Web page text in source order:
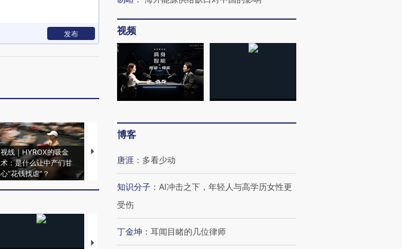
发布
视线｜HYROX的吸金
术：是什么让中产们甘
心“花钱找虐”？
马航飞行员跨国走私7万
粒摇头丸 尿检体内含3种
育部长拱下台
飞地休达
【推广】走进第四届链博
【商旅对话】华住集团
视频
博客
唐涯 ： 多看少动
知识分子 ： AI冲击之下，年轻人与高学历女性更
受伤
丁金坤 ： 耳闻目睹的几位律师